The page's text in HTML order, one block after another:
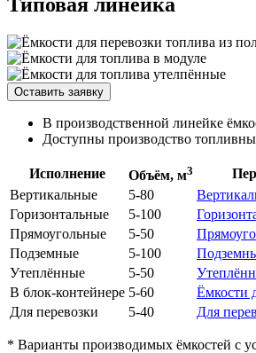
Оставить заявку
В производственной линейке
Доступны производство
Исполнение Объём, м3
Вертикальные
5-80
Горизонтальные
5-100
Прямоугольные
5-50
Подземные
5-100
Утеплённые
5-50
В блок-контейнере 5-60
Ёмкости
Для перевозки
5-40 Для
* Варианты производимых ёмкостей с